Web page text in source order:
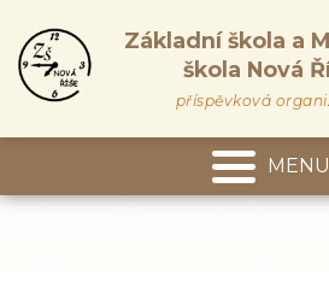
Základní škola a
škola Nová
příspěvková
MENU